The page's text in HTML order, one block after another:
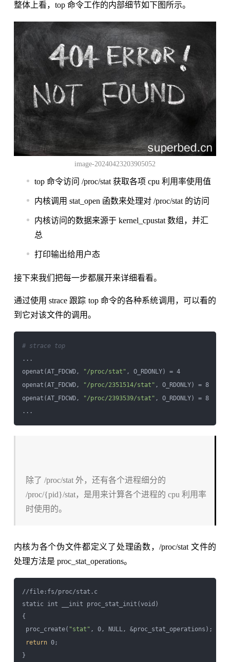
整体上看，top 命令工作的内部细节如下图所示。
image-20240423203905052
top 命令访问 /proc/stat 获取各项 cpu 利用率使用值
内核调用 stat_open 函数来处理对 /proc/stat 的访问
内核访问的数据来源于 kernel_cpustat 数组，并汇
总
打印输出给用户态
接下来我们把每一步都展开来详细看看。
通过使用 strace 跟踪 top 命令的各种系统调用，可以看的
到它对该文件的调用。
# strace top
...
openat(AT_FDCWD,
"/proc/stat" , O_RDONLY) = 4
openat(AT_FDCWD,
"/proc/2351514/stat" , O_RDONLY) = 8
openat(AT_FDCWD,
"/proc/2393539/stat" , O_RDONLY) = 8
除了 /proc/stat 外，还有各个进程细分的
/proc/{pid}/stat，是用来计算各个进程的 cpu 利用率
时使用的。
内核为各个伪文件都定义了处理函数，/proc/stat 文件的
处理方法是 proc_stat_operations。
//file:fs/proc/stat.c
static int __init proc_stat_init(void)
{
proc_create( "stat" , 0, NULL, &proc_stat_operations);
return 0;
}